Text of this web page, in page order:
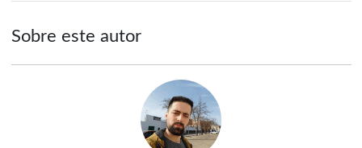
Sobre este autor